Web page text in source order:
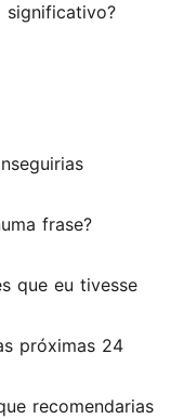
significativo?
frase?
que eu tivesse
próximas 24
recomendarias